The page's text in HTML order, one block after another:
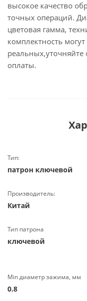
высокое качество
точных операций.
цветовая гамма,
комплектность
оплаты.
Тип:
патрон ключевой
Производитель:
Китай
Тип патрона
ключевой
Min диаметр зажима, мм
0.8